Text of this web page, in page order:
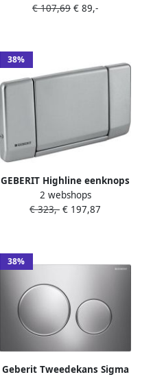
inbouwreservoir geborsteld
€ 107,69 € 89,-
38%
GEBERIT Highline eenknops
mechanische
bedieningsplaat
2 webshops
€ 323,- € 197,87
38%
Geberit Tweedekans Sigma